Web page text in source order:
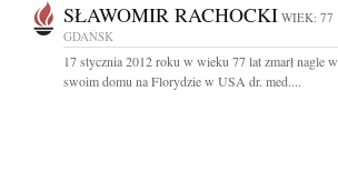
SŁAWOMIR RACHOCKI WIEK: 77
GDAŃSK
17 stycznia 2012 roku w wieku 77 lat zmarł nagle w
swoim domu na Florydzie w USA dr. med....